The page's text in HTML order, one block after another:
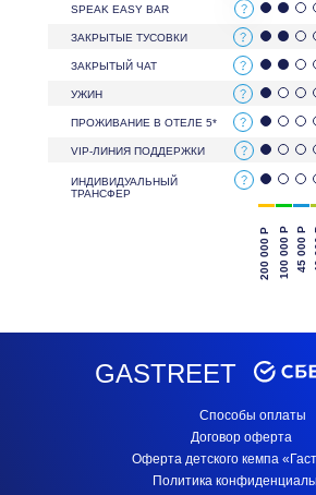
SPEAK EASY BAR
ЗАКРЫТЫЕ ТУСОВКИ
ЗАКРЫТЫЙ ЧАТ
УЖИН
ПРОЖИВАНИЕ В ОТЕЛЕ 5*
VIP-ЛИНИЯ ПОДДЕРЖКИ
200 000 Р 100 000 Р 45 000 Р
ИНДИВИДУАЛЬНЫЙ
ТРАНСФЕР
Договор оферта
Оферта детского кемпа
GASTREET
Политика
Способы оплаты